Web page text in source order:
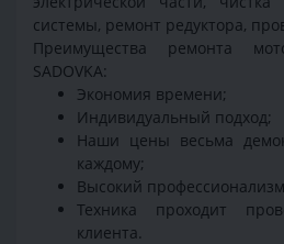
системы, ремонт редуктора,
Преимущества ремонта
SADOVKA:
Экономия времени;
Индивидуальный подход;
Наши цены весьма
каждому;
Высокий
Техника проходит
клиента.